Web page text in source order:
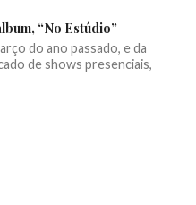
“No Estúdio”
do ano passado, e da
de shows presenciais,